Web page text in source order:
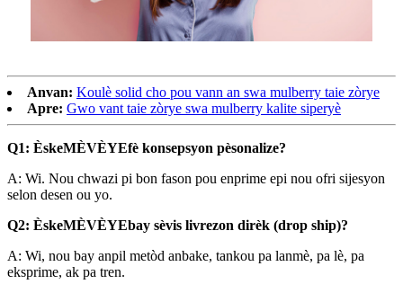
Anvan: Koulè solid cho pou vann an swa mulberry taie zòrye
Apre: Gwo vant taie zòrye swa mulberry kalite siperyè
Q1: ÈskeMÈVÈYEfè konsepsyon pèsonalize?
A: Wi. Nou chwazi pi bon fason pou enprime epi nou ofri sijesyon
selon desen ou yo.
Q2: ÈskeMÈVÈYEbay sèvis livrezon dirèk (drop ship)?
A: Wi, nou bay anpil metòd anbake, tankou pa lanmè, pa lè, pa
eksprime, ak pa tren.